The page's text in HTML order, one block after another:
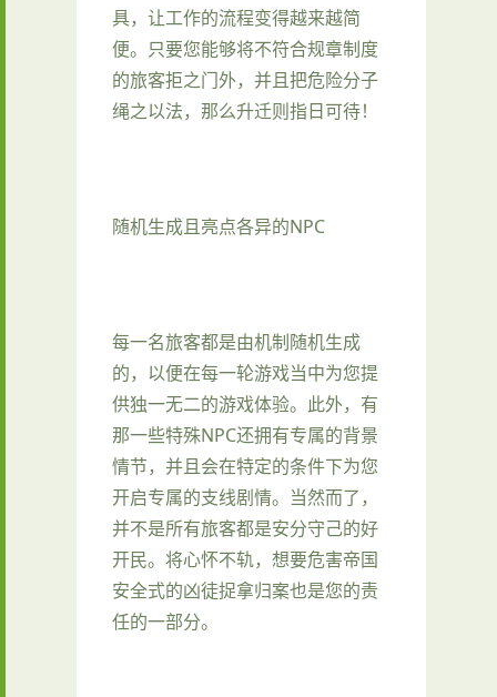
具，让工作的流程变得越来越简
便。只要您能够将不符合规章制度
的旅客拒之门外，并且把危险分子
绳之以法，那么升迁则指日可待！
随机生成且亮点各异的NPC
每一名旅客都是由机制随机生成
的，以便在每一轮游戏当中为您提
供独一无二的游戏体验。此外，有
那一些特殊NPC还拥有专属的背景
情节，并且会在特定的条件下为您
开启专属的支线剧情。当然而了，
并不是所有旅客都是安分守己的好
开民。将心怀不轨，想要危害帝国
安全式的凶徒捉拿归案也是您的责
任的一部分。